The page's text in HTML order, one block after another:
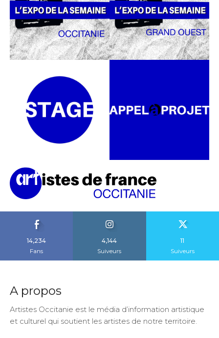
14,234
Fans
4,144
Suiveurs
11
Suiveurs
A propos
Artistes Occitanie est le média d’information artistique
et culturel qui soutient les artistes de notre territoire.